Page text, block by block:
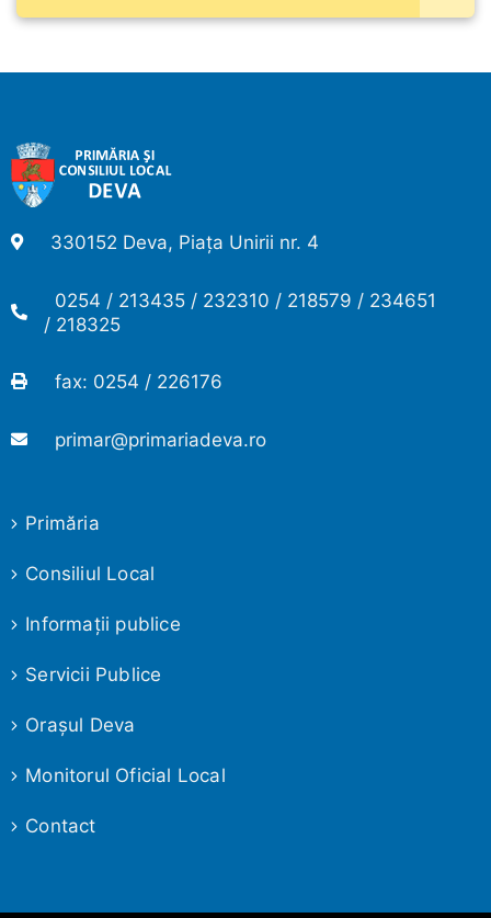
330152 Deva, Piața Unirii nr. 4
0254 / 213435 / 232310 / 218579 / 234651
/ 218325
fax: 0254 / 226176
primar@primariadeva.ro
Primăria
Consiliul Local
Informaţii publice
Servicii Publice
Oraşul Deva
Monitorul Oficial Local
Contact